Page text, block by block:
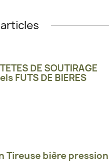
DE SOUTIRAGE
FUTS DE BIERES
Tireuse bière pression